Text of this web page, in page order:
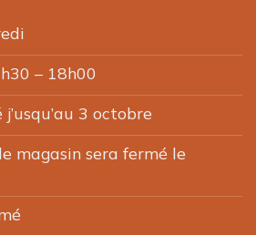
– 18h00
3 octobre
magasin sera fermé le